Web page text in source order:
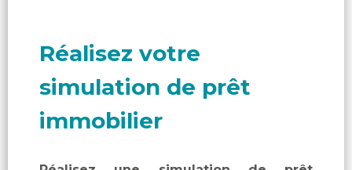
Réalisez votre
simulation de prêt
immobilier